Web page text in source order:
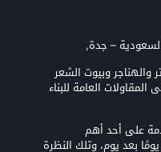
– جدة,
والهناجر وبيوت الشعر
العامة للبناء
على أحد أهم
بعد يوم، وتلك النظرة